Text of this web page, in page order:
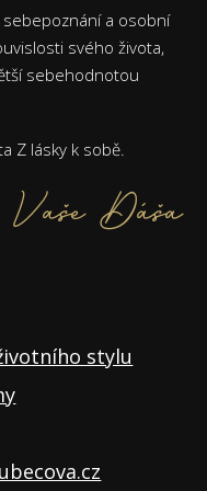
a osobní
svého života,
sebehodnotou
Z lásky k sobě.
Vaše Dáša
stylu